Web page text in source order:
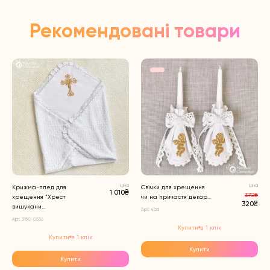
Рекомендовані товари
Крижма-плед для
хрещення “Хрест
вишукани...
Арт. 3150-0536
Ціна
1 010₴
Купити в 1 клік
Купити
Свічки для хрещення
чи на причастя декор...
Арт. 403
Ціна
370₴
320₴
Купити в 1 клік
Купити